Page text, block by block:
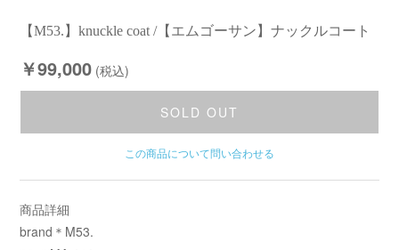
【M53.】knuckle coat /【エムゴーサン】ナックルコート
￥99,000 (税込)
SOLD OUT
この商品について問い合わせる
商品詳細
brand＊M53.